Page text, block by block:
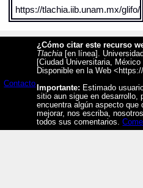
https://tlachia.iib.unam.mx/glifo/
Xolotl - X.060
Sentido: uno
Contacto
¿Cómo citar este recurso
Tlachia [en línea].
[Ciudad Universitaria, México
Disponible en la Web
Importante: Estimado
sitio aun sigue en desarrollo,
encuentra algún aspecto que
mejorar, nos escriba,
todos sus comentarios.